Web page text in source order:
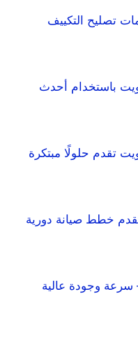
تصليح التكييف
باستخدام أحدث
تقدم حلولًا مبتكرة
خطط صيانة دورية
وجودة عالية